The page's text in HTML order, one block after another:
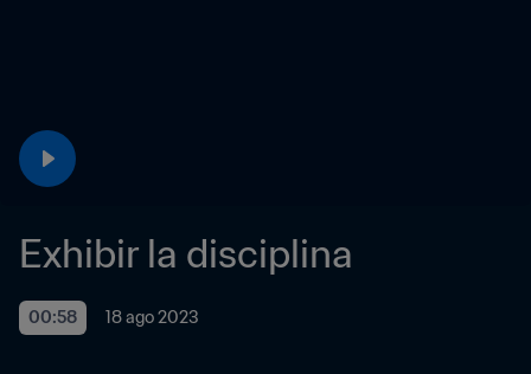
00:58 18 ago 2023